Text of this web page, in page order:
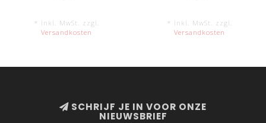
* Inkl. MwSt. zzgl.
Versandkosten
* Inkl. MwSt. zzgl.
Versandkosten
SCHRIJF JE IN VOOR ONZE
NIEUWSBRIEF